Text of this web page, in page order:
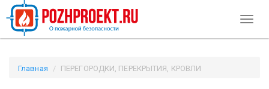
Главная
ПЕРЕГОРОДКИ, ПЕРЕКРЫТИЯ, КРОВЛИ